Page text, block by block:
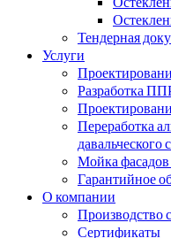
Тендерная
Услуги
Разработка
Переработка
давальческого
Мойка фасадов
Гарантийное
О компании
Производство
Сертификаты